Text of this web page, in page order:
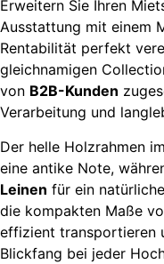
Erweitern Sie Ihren
Ausstattung mit einem
Rentabilität perfekt
gleichnamigen
von B2B-Kunden
Verarbeitung und
Der helle Holzrahmen im
eine antike Note,
Leinen für ein
die kompakten Maße
effizient transportieren
Blickfang bei jeder